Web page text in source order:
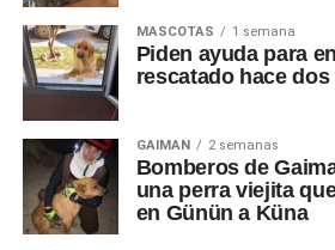
MASCOTAS 1 semana
Piden ayuda para
rescatado hace
GAIMAN 2 semanas
Bomberos de
una perra viejita
en Günün a Küna